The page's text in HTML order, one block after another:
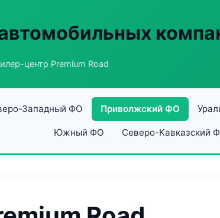
центр Premium Road
Западный ФО Приволжский ФО
Южный ФО Северо-Кавказский